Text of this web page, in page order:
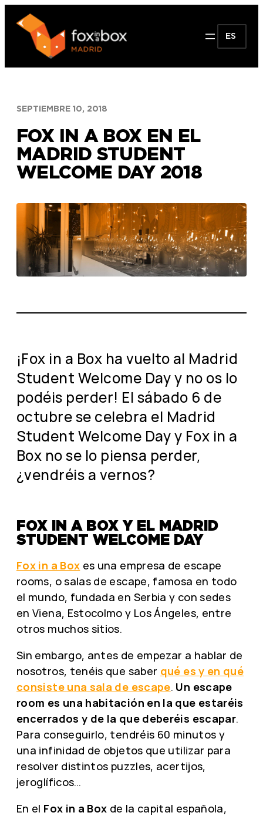
Saltar
contenido
ES
SEPTIEMBRE 10, 2018
FOX IN A BOX EN EL
MADRID STUDENT
WELCOME DAY 2018
¡Fox in a Box ha vuelto al Madrid
Student Welcome Day y no os lo
podéis perder! El sábado 6 de
octubre se celebra el Madrid
Student Welcome Day y Fox in a
Box no se lo piensa perder,
¿vendréis a vernos?
FOX IN A BOX Y EL MADRID
STUDENT WELCOME DAY
Fox in a Box es una empresa de escape
rooms, o salas de escape, famosa en todo
el mundo, fundada en Serbia y con sedes
en Viena, Estocolmo y Los Ángeles, entre
otros muchos sitios.
Sin embargo, antes de empezar a hablar de
nosotros, tenéis que saber qué es y en qué
consiste una sala de escape. Un escape
room es una habitación en la que estaréis
encerrados y de la que deberéis escapar.
Para conseguirlo, tendréis 60 minutos y
una infinidad de objetos que utilizar para
resolver distintos puzzles, acertijos,
jeroglíficos…
En el Fox in a Box de la capital española,